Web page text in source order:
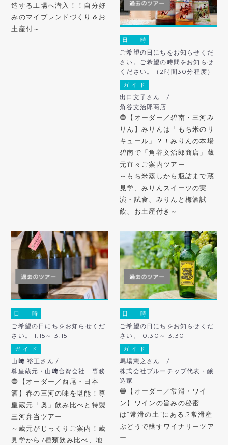
造する工場へ潜入！！自分好
みのマイブレンドづくり＆お
土産付～
日 時
ご希望の日にちをお知らせくだ
さい。ご希望の時間をお知らせ
ください。（2時間30分程度）
ガ イ ド
出口文子さん /
角谷文治郎商店
🔵【オーダー／碧南・三河み
りん】みりんは「もち米のリ
キュール」？！みりんの本場
碧南で「角谷文治郎商店」蔵
元直々ご案内ツアー
～もち米蒸しから瓶詰まで蔵
見学、みりんスイーツの実
演・試食、みりんと梅酒試
飲、お土産付き～
日 時
ご希望の日にちをお知らせくだ
さい。11:15～13:15
ガ イ ド
山﨑 裕正さん /
尊皇蔵元・山﨑合資会社 専務
🔵【オーダー／西尾・日本
酒】春の三河の味を堪能！尊
皇蔵元「奥」飲み比べと特製
三河弁当ツアー
～蔵元がじっくりご案内！蔵
見学から7種類飲み比べ、地
日 時
ご希望の日にちをお知らせくだ
さい。10:30～13:30
ガ イ ド
馬場憲之さん /
株式会社ブルーチップ代表・醸
造家
🔵【オーダー／常滑・ワイ
ン】ワインの旨みの秘密
は”常滑の土”にある!?常滑産
ぶどうで醸すワイナリーツア
ー